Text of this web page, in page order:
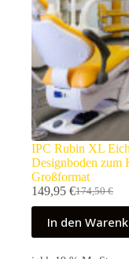
IPC Rubin XL
Designboden
Großformat
174,50€
war:
174,50 €
149,95 €Aktueller
ist:
149,95 €.
In den